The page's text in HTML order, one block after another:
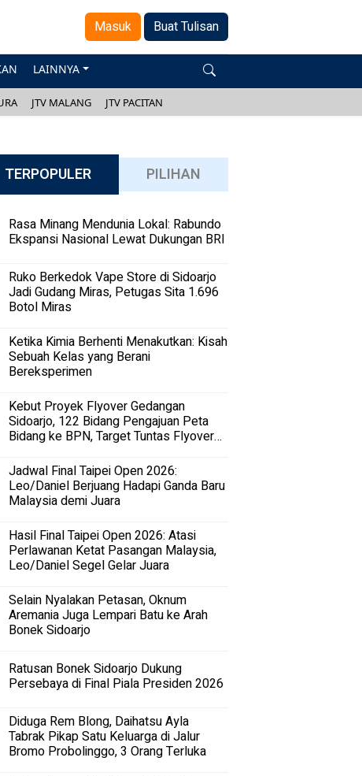
Masuk Buat Tulisan
LAINNYA
JTV MALANG JTV PACITAN
TERPOPULER PILIHAN
Rasa Minang Mendunia Lokal: Rabundo
Ekspansi Nasional Lewat Dukungan BRI
Ruko Berkedok Vape Store di Sidoarjo
Jadi Gudang Miras, Petugas Sita 1.696
Botol Miras
Ketika Kimia Berhenti Menakutkan: Kisah
Sebuah Kelas yang Berani
Bereksperimen
Kebut Proyek Flyover Gedangan
Sidoarjo, 122 Bidang Pengajuan Peta
Bidang ke BPN, Target Tuntas Flyover
Jadwal Final Taipei Open 2026:
Leo/Daniel Berjuang Hadapi Ganda Baru
Malaysia demi Juara
Hasil Final Taipei Open 2026: Atasi
Perlawanan Ketat Pasangan Malaysia,
Leo/Daniel Segel Gelar Juara
Selain Nyalakan Petasan, Oknum
Aremania Juga Lempari Batu ke Arah
Bonek Sidoarjo
Ratusan Bonek Sidoarjo Dukung
Persebaya di Final Piala Presiden 2026
Diduga Rem Blong, Daihatsu Ayla
Tabrak Pikap Satu Keluarga di Jalur
Bromo Probolinggo, 3 Orang Terluka